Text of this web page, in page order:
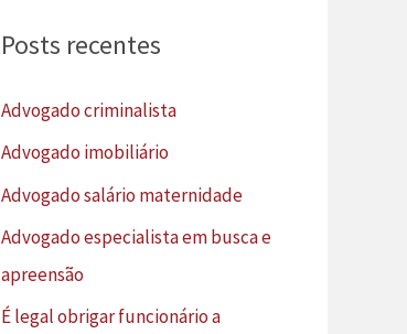
i
p
o
r
:
Posts recentes
Advogado criminalista
Advogado imobiliário
Advogado salário maternidade
Advogado especialista em busca e
apreensão
É legal obrigar funcionário a